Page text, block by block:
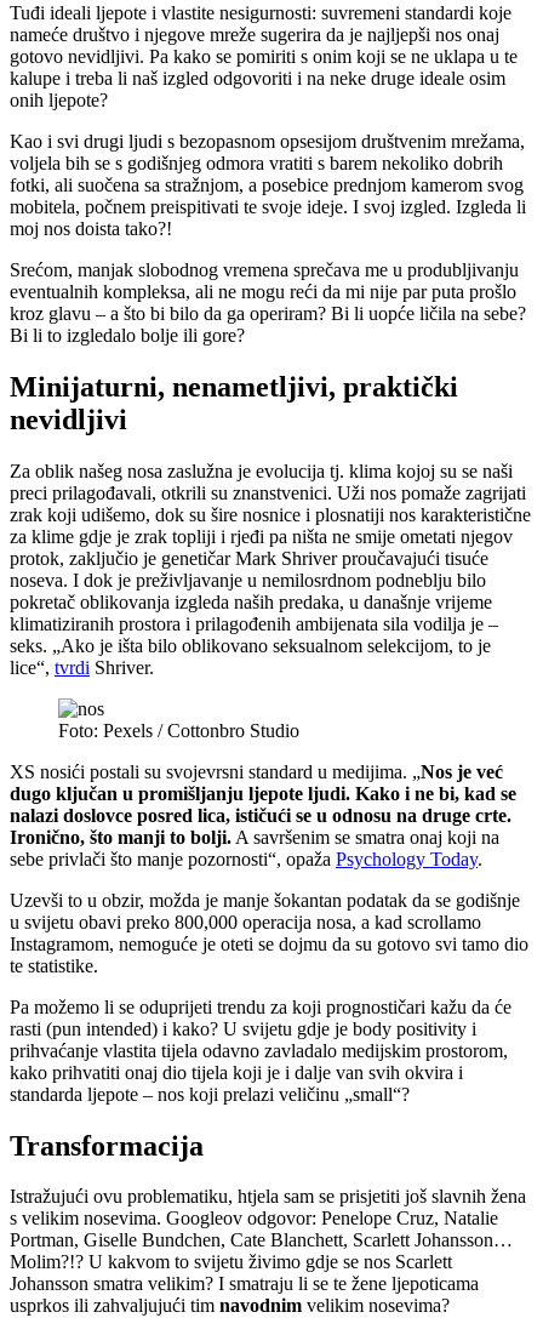
Tuđi ideali ljepote i vlastite nesigurnosti: suvremeni standardi koje
nameće društvo i njegove mreže sugerira da je najljepši nos onaj
gotovo nevidljivi. Pa kako se pomiriti s onim koji se ne uklapa u te
kalupe i treba li naš izgled odgovoriti i na neke druge ideale osim
onih ljepote?
Kao i svi drugi ljudi s bezopasnom opsesijom društvenim mrežama,
voljela bih se s godišnjeg odmora vratiti s barem nekoliko dobrih
fotki, ali suočena sa stražnjom, a posebice prednjom kamerom svog
mobitela, počnem preispitivati te svoje ideje. I svoj izgled. Izgleda li
moj nos doista tako?!
Srećom, manjak slobodnog vremena sprečava me u produbljivanju
eventualnih kompleksa, ali ne mogu reći da mi nije par puta prošlo
kroz glavu – a što bi bilo da ga operiram? Bi li uopće ličila na sebe?
Bi li to izgledalo bolje ili gore?
Minijaturni, nenametljivi, praktički
nevidljivi
Za oblik našeg nosa zaslužna je evolucija tj. klima kojoj su se naši
preci prilagođavali, otkrili su znanstvenici. Uži nos pomaže zagrijati
zrak koji udišemo, dok su šire nosnice i plosnatiji nos karakteristične
za klime gdje je zrak topliji i rjeđi pa ništa ne smije ometati njegov
protok, zaključio je genetičar Mark Shriver proučavajući tisuće
noseva. I dok je preživljavanje u nemilosrdnom podneblju bilo
pokretač oblikovanja izgleda naših predaka, u današnje vrijeme
klimatiziranih prostora i prilagođenih ambijenata sila vodilja je –
seks. „Ako je išta bilo oblikovano seksualnom selekcijom, to je
lice“, tvrdi Shriver.
Foto: Pexels / Cottonbro Studio
XS nosići postali su svojevrsni standard u medijima. „Nos je već
dugo ključan u promišljanju ljepote ljudi. Kako i ne bi, kad se
nalazi doslovce posred lica, ističući se u odnosu na druge crte.
Ironično, što manji to bolji. A savršenim se smatra onaj koji na
sebe privlači što manje pozornosti“, opaža Psychology Today.
Uzevši to u obzir, možda je manje šokantan podatak da se godišnje
u svijetu obavi preko 800,000 operacija nosa, a kad scrollamo
Instagramom, nemoguće je oteti se dojmu da su gotovo svi tamo dio
te statistike.
Pa možemo li se oduprijeti trendu za koji prognostičari kažu da će
rasti (pun intended) i kako? U svijetu gdje je body positivity i
prihvaćanje vlastita tijela odavno zavladalo medijskim prostorom,
kako prihvatiti onaj dio tijela koji je i dalje van svih okvira i
standarda ljepote – nos koji prelazi veličinu „small“?
Transformacija
Istražujući ovu problematiku, htjela sam se prisjetiti još slavnih žena
s velikim nosevima. Googleov odgovor: Penelope Cruz, Natalie
Portman, Giselle Bundchen, Cate Blanchett, Scarlett Johansson…
Molim?!? U kakvom to svijetu živimo gdje se nos Scarlett
Johansson smatra velikim? I smatraju li se te žene ljepoticama
usprkos ili zahvaljujući tim navodnim velikim nosevima?